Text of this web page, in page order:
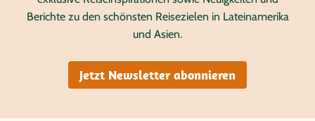
Berichte zu den schönsten Reisezielen in Lateinamerika
und Asien.
Jetzt Newsletter abonnieren